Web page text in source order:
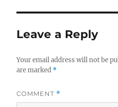
Leave a Reply
Your email address will not be
are marked *
COMMENT *